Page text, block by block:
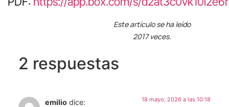
Este artículo se ha leído
2017 veces.
2 respuestas
emilio dice: 18 mayo, 2026 a las 10:18